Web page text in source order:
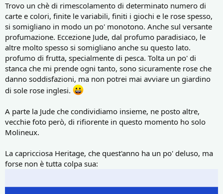
Trovo un chè di rimescolamento di determinato numero di
carte e colori, finite le variabili, finiti i giochi e le rose spesso,
si somigliano in modo un po' monotono. Anche sul versante
profumazione. Eccezione Jude, dal profumo paradisiaco, le
altre molto spesso si somigliano anche su questo lato.
profumo di frutta, specialmente di pesca. Tolta un po' di
stanca che mi prende ogni tanto, sono sicuramente rose che
danno soddisfazioni, ma non potrei mai avviare un giardino
di sole rose inglesi.
A parte la Jude che condividiamo insieme, ne posto altre,
vecchie foto però, di rifiorente in questo momento ho solo
Molineux.
La capricciosa Heritage, che quest'anno ha un po' deluso, ma
forse non è tutta colpa sua: